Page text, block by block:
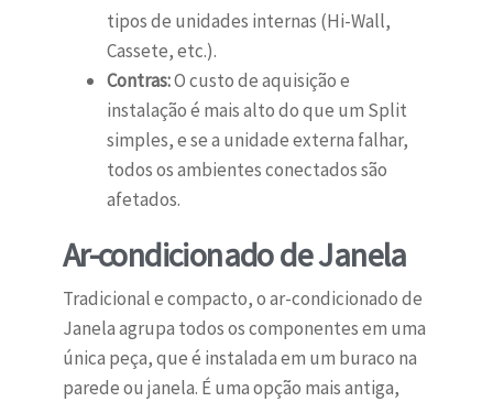
tipos de unidades internas (Hi-Wall,
Cassete, etc.).
Contras:O custo de aquisição e
instalação é mais alto do que um Split
simples, e se a unidade externa falhar,
todos os ambientes conectados são
afetados.
Ar-condicionado de Janela
Tradicional e compacto, o ar-condicionado de
Janela agrupa todos os componentes em uma
única peça, que é instalada em um buraco na
parede ou janela. É uma opção mais antiga,